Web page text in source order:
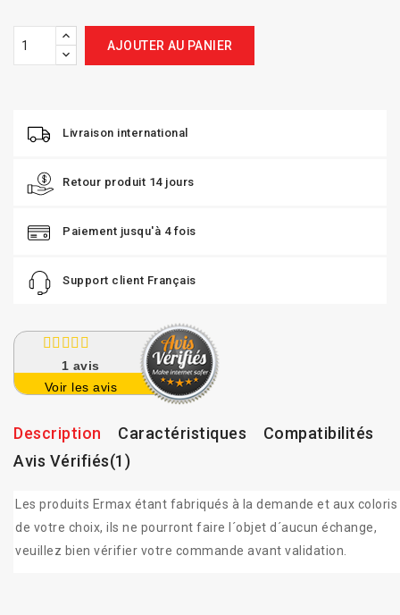
AJOUTER AU PANIER
Livraison international
Retour produit 14 jours
Paiement jusqu'à 4 fois
Support client Français
1 avis
Voir les avis
Description Caractéristiques
Compatibilités
Avis Vérifiés(1)
Les produits Ermax étant fabriqués à la demande et aux coloris
de votre choix, ils ne pourront faire l´objet d´aucun échange,
veuillez bien vérifier votre commande avant validation.